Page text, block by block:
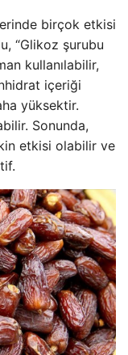
birçok etkisi
“Glikoz şurubu
kullanılabilir,
içeriği
yüksektir.
Sonunda,
etkisi olabilir ve